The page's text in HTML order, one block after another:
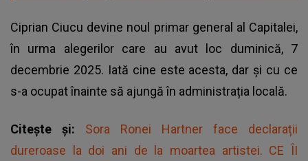
Ciprian Ciucu devine noul primar general al Capitalei,
în urma alegerilor care au avut loc duminică, 7
decembrie 2025. Iată cine este acesta, dar și cu ce
s-a ocupat înainte să ajungă în administrația locală.
Citește și: Sora Ronei Hartner face declarații
dureroase la doi ani de la moartea artistei. CE ÎI